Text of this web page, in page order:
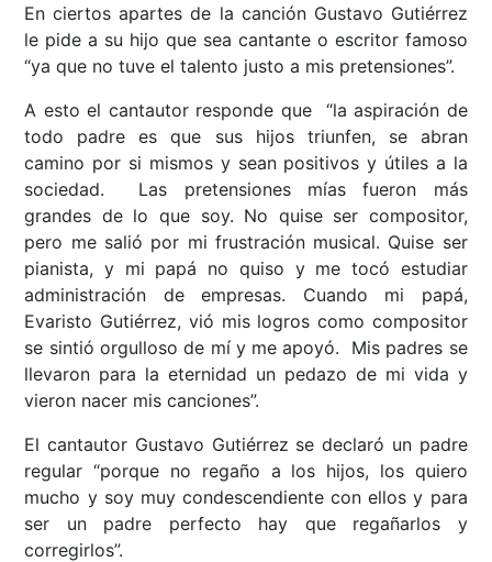
En ciertos apartes de la canción Gustavo Gutiérrez
le pide a su hijo que sea cantante o escritor famoso
“ya que no tuve el talento justo a mis pretensiones”.
A esto el cantautor responde que “la aspiración de
todo padre es que sus hijos triunfen, se abran
camino por si mismos y sean positivos y útiles a la
sociedad. Las pretensiones mías fueron más
grandes de lo que soy. No quise ser compositor,
pero me salió por mi frustración musical. Quise ser
pianista, y mi papá no quiso y me tocó estudiar
administración de empresas. Cuando mi papá,
Evaristo Gutiérrez, vió mis logros como compositor
se sintió orgulloso de mí y me apoyó. Mis padres se
llevaron para la eternidad un pedazo de mi vida y
vieron nacer mis canciones”.
El cantautor Gustavo Gutiérrez se declaró un padre
regular “porque no regaño a los hijos, los quiero
mucho y soy muy condescendiente con ellos y para
ser un padre perfecto hay que regañarlos y
corregirlos”.